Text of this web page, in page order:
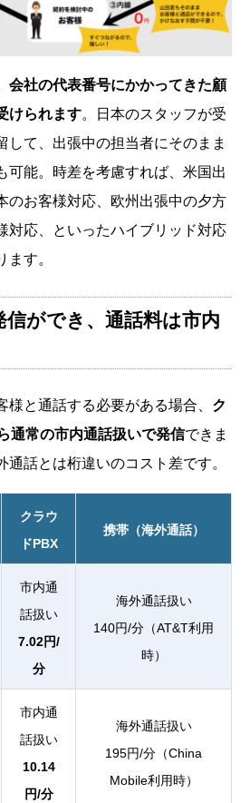
会社の代表番号にかかってきた顧
けられます。日本のスタッフが受
して、出張中の担当者にそのまま
可能。時差を考慮すれば、米国出
のお客様対応、欧州出張中の夕方
対応、といったハイブリッド対応
ます。
ができ、通話料は市内
様と通話する必要がある場合、 ク
通常の市内通話扱いで発信できま
通話とは桁違いのコスト差です。
クラウ
ドPBX
携帯（海外通話）
市内通
話扱い
7.02円/
分
海外通話扱い
140円/分（AT&T利用
時）
市内通
話扱い
10.14
円/分
海外通話扱い
195円/分（China
Mobile利用時）